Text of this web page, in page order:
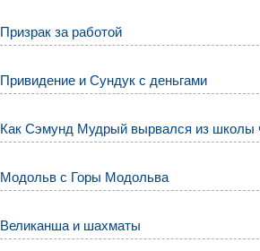
Призрак за работой
Привидение и Сундук с деньгами
Как Сэмунд Мудрый вырвался из школы
Модольв с Горы Модольва
Великанша и шахматы